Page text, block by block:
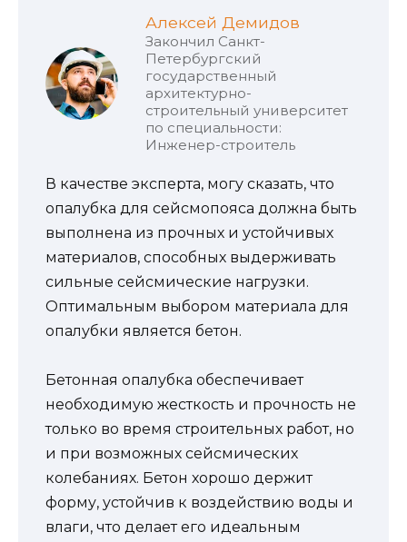
Алексей Демидов
Закончил Санкт-
Петербургский
государственный
архитектурно-
строительный университет
по специальности:
Инженер-строитель
В качестве эксперта, могу сказать, что
опалубка для сейсмопояса должна быть
выполнена из прочных и устойчивых
материалов, способных выдерживать
сильные сейсмические нагрузки.
Оптимальным выбором материала для
опалубки является бетон.
Бетонная опалубка обеспечивает
необходимую жесткость и прочность не
только во время строительных работ, но
и при возможных сейсмических
колебаниях. Бетон хорошо держит
форму, устойчив к воздействию воды и
влаги, что делает его идеальным